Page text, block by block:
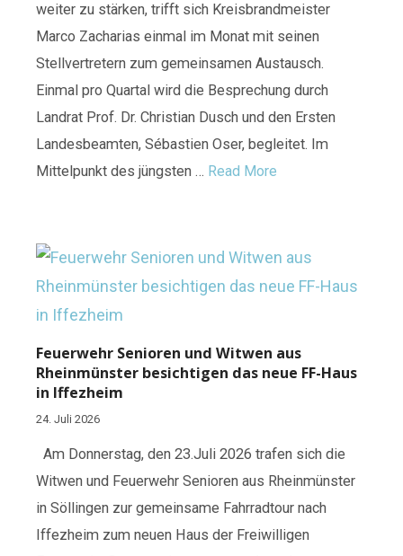
weiter zu stärken, trifft sich Kreisbrandmeister
Marco Zacharias einmal im Monat mit seinen
Stellvertretern zum gemeinsamen Austausch.
Einmal pro Quartal wird die Besprechung durch
Landrat Prof. Dr. Christian Dusch und den Ersten
Landesbeamten, Sébastien Oser, begleitet. Im
Mittelpunkt des jüngsten … Read More
Feuerwehr Senioren und Witwen aus
Rheinmünster besichtigen das neue FF-Haus
in Iffezheim
24. Juli 2026
Am Donnerstag, den 23.Juli 2026 trafen sich die
Witwen und Feuerwehr Senioren aus Rheinmünster
in Söllingen zur gemeinsame Fahrradtour nach
Iffezheim zum neuen Haus der Freiwilligen